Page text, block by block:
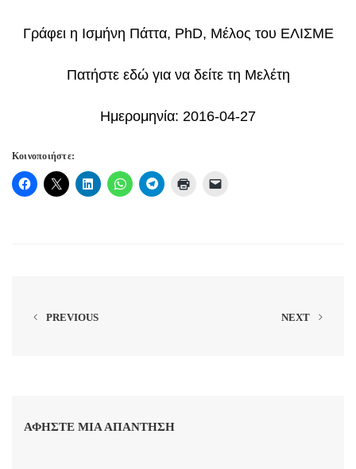
Γράφει η Ισμήνη Πάττα, PhD, Μέλος του ΕΛΙΣΜΕ
Πατήστε εδώ για να δείτε τη Μελέτη
Ημερομηνία: 2016-04-27
Κοινοποιήστε:
PREVIOUS NEXT
ΑΦΉΣΤΕ ΜΙΑ ΑΠΆΝΤΗΣΗ